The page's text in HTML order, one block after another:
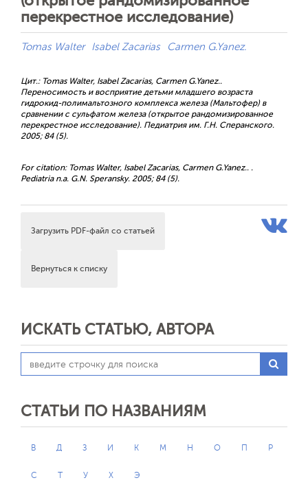
перекрестное исследование)
Tomas Walter Isabel Zacarias Carmen G.Yanez.
Цит.: Tomas Walter, Isabel Zacarias, Carmen G.Yanez..
Переносимость и восприятие детьми младшего возраста
гидрокид-полимальтозного комплекса железа (Мальтофер) в
сравнении с сульфатом железа (открытое рандомизированное
перекрестное исследование). Педиатрия им. Г.Н. Сперанского.
2005; 84 (5).
For citation: Tomas Walter, Isabel Zacarias, Carmen G.Yanez.. .
Pediatria n.a. G.N. Speransky. 2005; 84 (5).
Загрузить PDF-файл со статьей
Вернуться к списку
ИСКАТЬ СТАТЬЮ, АВТОРА
СТАТЬИ ПО НАЗВАНИЯМ
В Д З И К М Н О П Р
С Т У Х Э